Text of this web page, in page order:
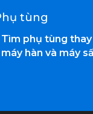
tùng
Tìm phụ tùng
máy hàn và máy